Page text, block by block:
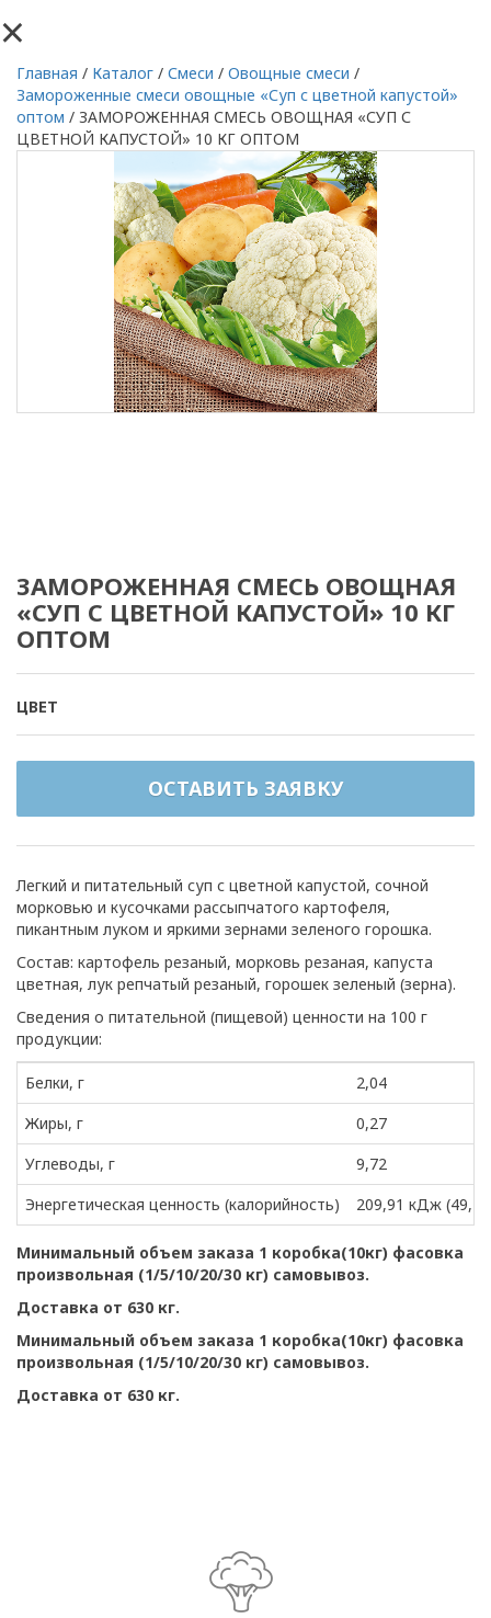
×
Главная / Каталог / Смеси / Овощные смеси /
Замороженные смеси овощные «Суп с цветной капустой»
оптом / ЗАМОРОЖЕННАЯ СМЕСЬ ОВОЩНАЯ «СУП С
ЦВЕТНОЙ КАПУСТОЙ» 10 КГ ОПТОМ
ЗАМОРОЖЕННАЯ СМЕСЬ ОВОЩНАЯ
«СУП С ЦВЕТНОЙ КАПУСТОЙ» 10 КГ
ОПТОМ
ЦВЕТ
ОСТАВИТЬ ЗАЯВКУ
Легкий и питательный суп с цветной капустой, сочной
морковью и кусочками рассыпчатого картофеля,
пикантным луком и яркими зернами зеленого горошка.
Состав: картофель резаный, морковь резаная, капуста
цветная, лук репчатый резаный, горошек зеленый (зерна).
Сведения о питательной (пищевой) ценности на 100 г
продукции:
Белки, г
2,04
Жиры, г
0,27
Углеводы, г
9,72
Энергетическая ценность (калорийность)
209,91 кДж (49,47
Минимальный объем заказа 1 коробка(10кг) фасовка
произвольная (1/5/10/20/30 кг) самовывоз.
Доставка от 630 кг.
Минимальный объем заказа 1 коробка(10кг) фасовка
произвольная (1/5/10/20/30 кг) самовывоз.
Доставка от 630 кг.